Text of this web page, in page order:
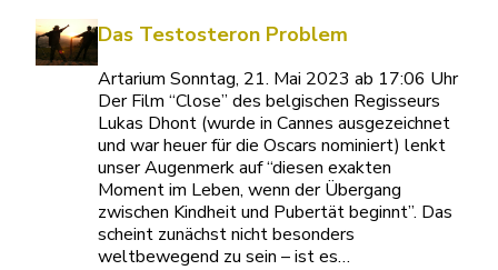
Das Testosteron Problem
Artarium Sonntag, 21. Mai 2023 ab 17:06 Uhr
Der Film “Close” des belgischen Regisseurs
Lukas Dhont (wurde in Cannes ausgezeichnet
und war heuer für die Oscars nominiert) lenkt
unser Augenmerk auf “diesen exakten
Moment im Leben, wenn der Übergang
zwischen Kindheit und Pubertät beginnt”. Das
scheint zunächst nicht besonders
weltbewegend zu sein – ist es…